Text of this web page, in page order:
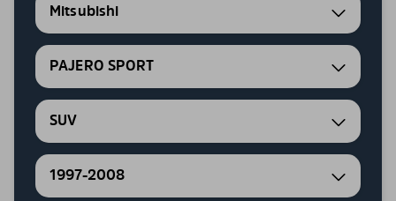
Mitsubishi
PAJERO SPORT
SUV
1997-2008